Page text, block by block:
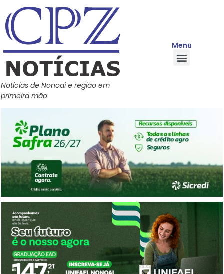
Notícias de Nonoai e região em
primeira mão
Menu